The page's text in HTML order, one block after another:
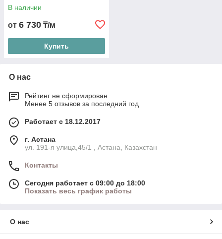
В наличии
от 6 730 ₸/м
Купить
О нас
Рейтинг не сформирован
Менее 5 отзывов за последний год
Работает с 18.12.2017
г. Астана
ул. 191-я улица,45/1 , Астана, Казахстан
Контакты
Сегодня работает с 09:00 до 18:00
Показать весь график работы
О нас